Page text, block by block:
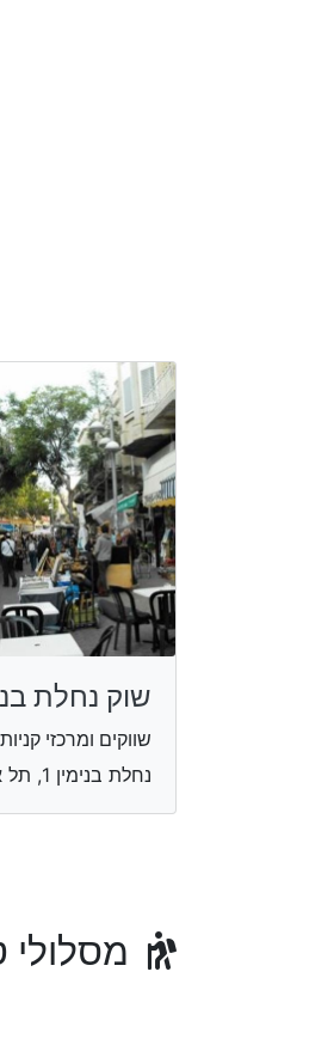
שוק נחלת
שווקים ומרכזי קניות
נחלת בנימין 1, תל אביב יפו
מסלולי